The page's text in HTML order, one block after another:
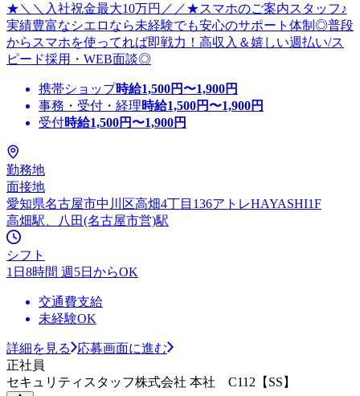
★＼＼入社祝金最大10万円／／★スマホのご案内スタッフ♪
実績豊富なシエロなら未経験でも安心のサポート体制◎普段
からスマホを使ってれば即戦力！高収入＆嬉しい週払い/ス
ピード採用・WEB面談◎
携帯ショップ時給1,500円〜1,900円
事務・受付・経理時給1,500円〜1,900円
受付時給1,500円〜1,900円
勤務地
面接地
愛知県名古屋市中川区高畑4丁目136アトレHAYASHI1F
高畑駅、八田(名古屋市営)駅
シフト
1日8時間 週5日からOK
交通費支給
未経験OK
詳細を見る
応募画面に進む
正社員
セキュリティスタッフ株式会社 本社 C112【SS】